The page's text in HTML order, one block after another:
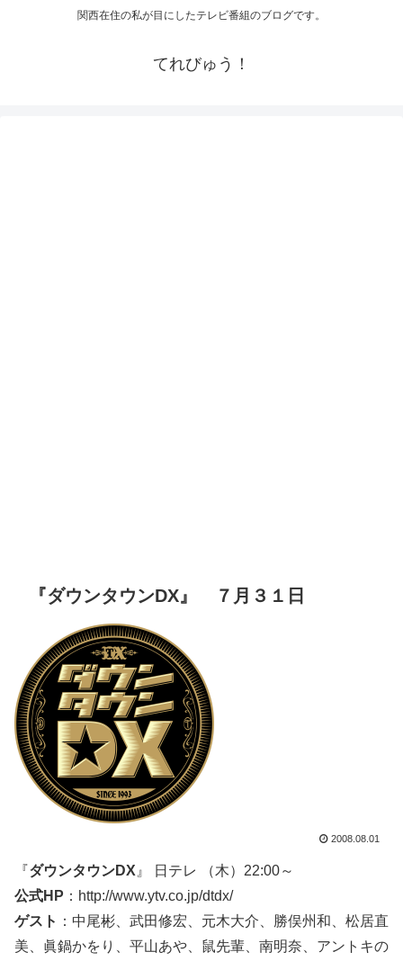
関西在住の私が目にしたテレビ番組のブログです。
てれびゅう！
『ダウンタウンDX』 ７月３１日
2008.08.01
『ダウンタウンDX 』 日テレ （木）22:00～
公式HP ：http://www.ytv.co.jp/dtdx/
ゲスト ：中尾彬、武田修宏、元木大介、勝俣州和、松居直
美、眞鍋かをり、平山あや、鼠先輩、南明奈、アントキの